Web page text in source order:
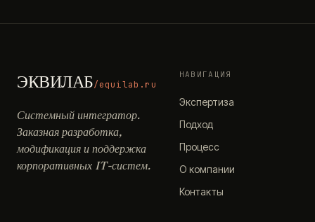
ЭКВИЛАБ/equilab.ru
Системный интегратор.
Заказная разработка,
модификация и поддержка
корпоративных IT-систем.
НАВИГАЦИЯ
Экспертиза
Подход
Процесс
О компании
Контакты